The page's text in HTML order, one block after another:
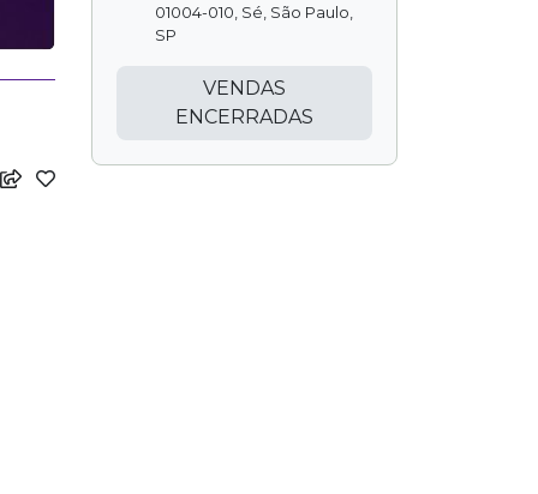
01004-010, Sé, São Paulo,
SP
VENDAS
ENCERRADAS